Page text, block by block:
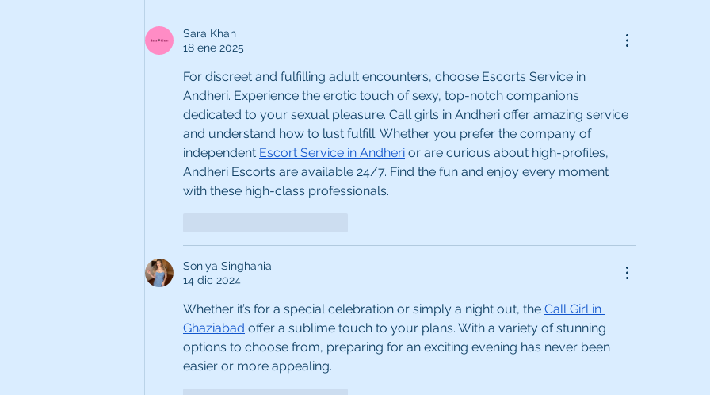
Sara Khan
18 ene 2025
For discreet and fulfilling adult encounters, choose Escorts Service in
Andheri. Experience the erotic touch of sexy, top-notch companions
dedicated to your sexual pleasure. Call girls in Andheri offer amazing service
and understand how to lust fulfill. Whether you prefer the company of
independent Escort Service in Andheri or are curious about high-profiles,
Andheri Escorts are available 24/7. Find the fun and enjoy every moment
with these high-class professionals.
Soniya Singhania
14 dic 2024
Whether it’s for a special celebration or simply a night out, the Call Girl in
Ghaziabad offer a sublime touch to your plans. With a variety of stunning
options to choose from, preparing for an exciting evening has never been
easier or more appealing.